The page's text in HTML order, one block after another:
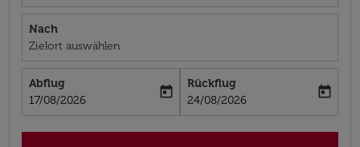
Nach
Zielort auswählen
Abflug
fc-booking-departure-date-aria-label
17/08/2026
today
Rückflug
fc-booking-return-date-aria-label
24/08/2026
today